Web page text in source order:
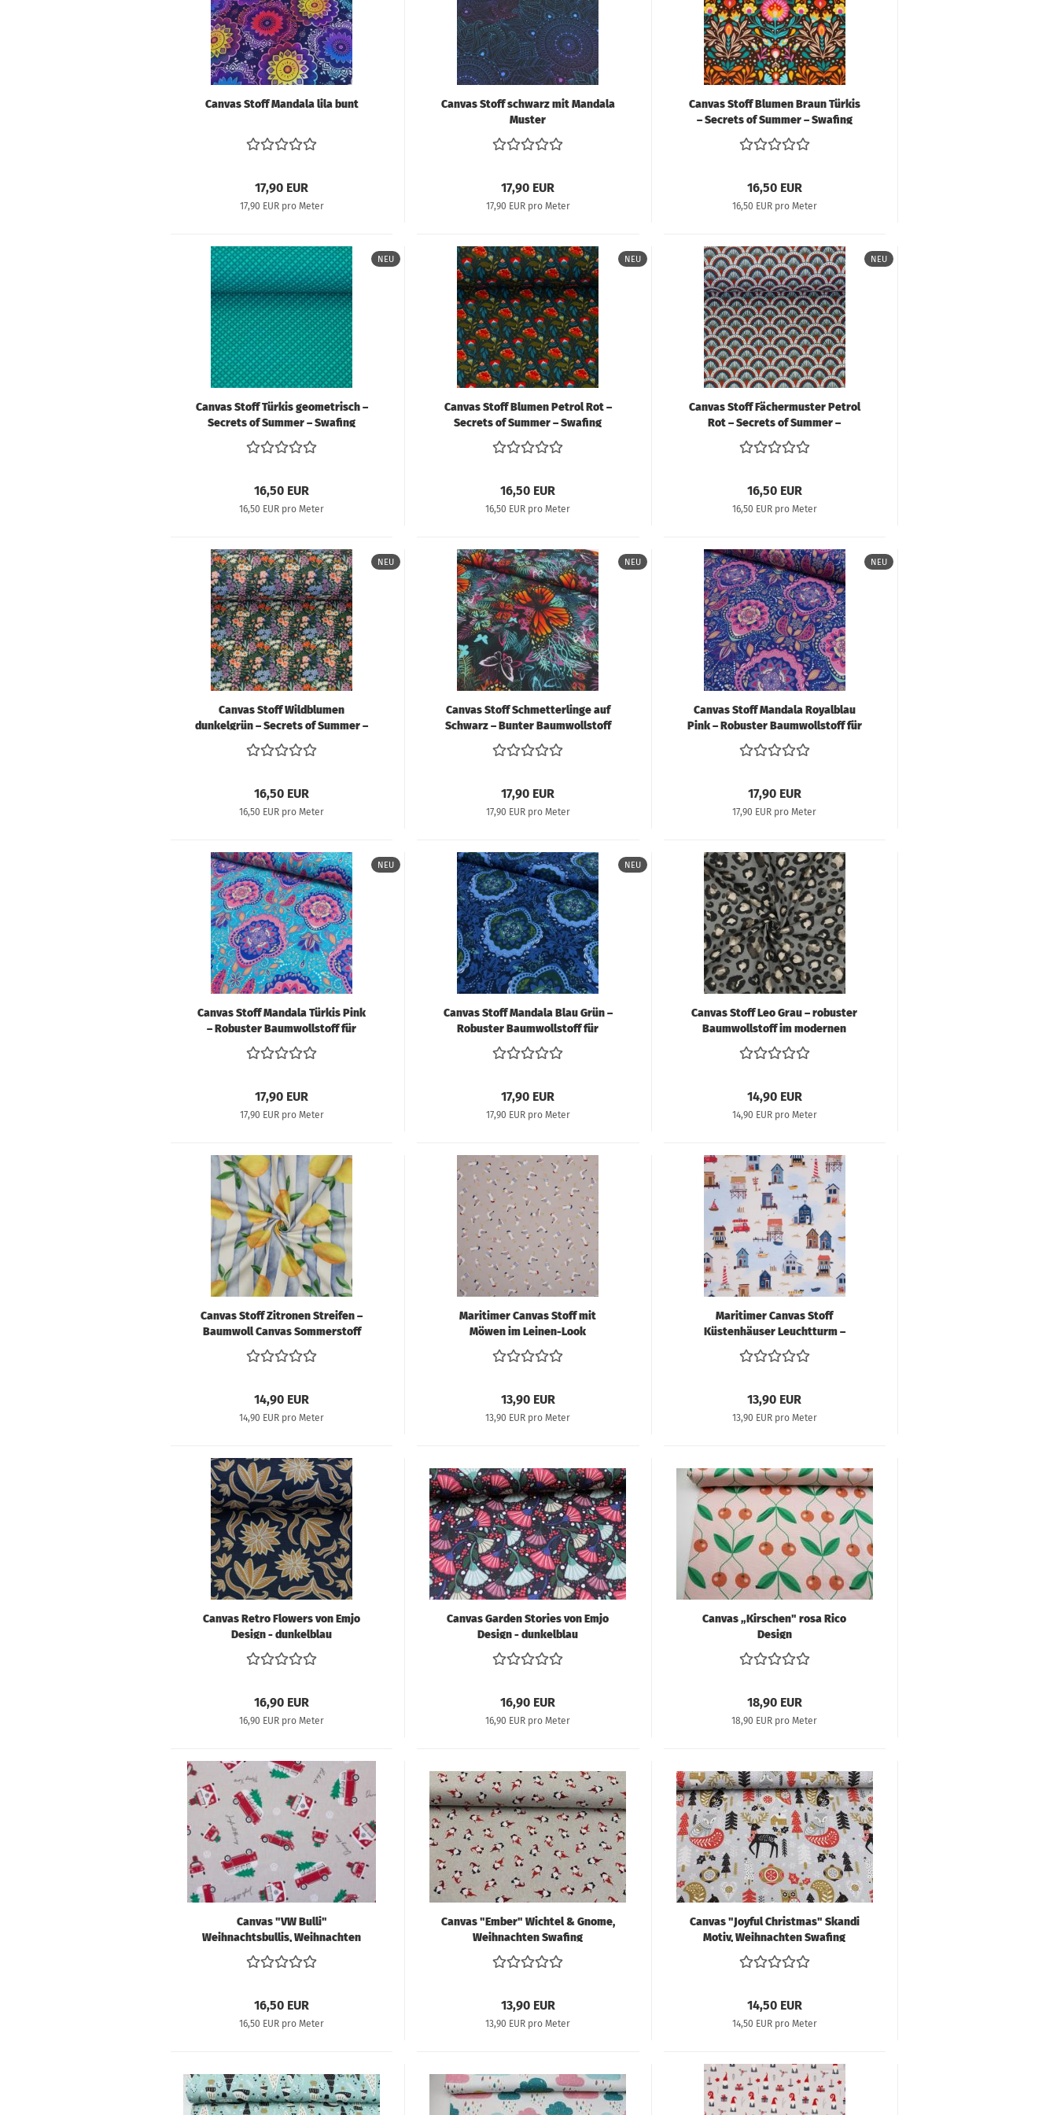
Strickstoffe & Walk
Tüll
Kunstleder &
Volumenvlies und
SnapPap & Co.
Schnittmuster für
Erwachsene
Schnittmuster für
Canvas Stoff Mandala lila bunt
17,90 EUR
17,90 EUR pro Meter
Canvas Stoff schwarz mit Mandala
Muster
17,90 EUR
17,90 EUR pro Meter
Canvas Stoff Blumen Braun Türkis
– Secrets of Summer – Swafing
Claire's Creative Forest
16,50 EUR
16,50 EUR pro Meter
NEU
Canvas Stoff Türkis geometrisch –
Secrets of Summer – Swafing
Claire's Creative Forest
16,50 EUR
16,50 EUR pro Meter
NEU
Canvas Stoff Blumen Petrol Rot –
Secrets of Summer – Swafing
Claire's Creative Forest
16,50 EUR
16,50 EUR pro Meter
NEU
Canvas Stoff Fächermuster Petrol
Rot – Secrets of Summer –
Swafing Claire's Creative Forest
16,50 EUR
16,50 EUR pro Meter
NEU
Canvas Stoff Wildblumen
dunkelgrün – Secrets of Summer –
Swafing Claire's Creative Forest
16,50 EUR
16,50 EUR pro Meter
NEU
Canvas Stoff Schmetterlinge auf
Schwarz – Bunter Baumwollstoff
mit großem Schmetterlingsmotiv
17,90 EUR
17,90 EUR pro Meter
NEU
Canvas Stoff Mandala Royalblau
Pink – Robuster Baumwollstoff für
Taschen & Dekoration
17,90 EUR
17,90 EUR pro Meter
NEU
Canvas Stoff Mandala Türkis Pink
– Robuster Baumwollstoff für
Taschen & Dekoration
17,90 EUR
17,90 EUR pro Meter
NEU
Canvas Stoff Mandala Blau Grün –
Robuster Baumwollstoff für
Taschen & Deko
17,90 EUR
17,90 EUR pro Meter
Canvas Stoff Leo Grau – robuster
Baumwollstoff im modernen
Leopardenmuster für Taschen &
Deko
14,90 EUR
14,90 EUR pro Meter
Canvas Stoff Zitronen Streifen –
Baumwoll Canvas Sommerstoff
Blau Weiß für Taschen & Deko
14,90 EUR
14,90 EUR pro Meter
Maritimer Canvas Stoff mit
Möwen im Leinen-Look
13,90 EUR
13,90 EUR pro Meter
Maritimer Canvas Stoff
Küstenhäuser Leuchtturm –
Dekostoff Meer
13,90 EUR
13,90 EUR pro Meter
Canvas Retro Flowers von Emjo
Design - dunkelblau
16,90 EUR
16,90 EUR pro Meter
Canvas Garden Stories von Emjo
Design - dunkelblau
16,90 EUR
16,90 EUR pro Meter
Canvas „Kirschen" rosa Rico
Design
18,90 EUR
18,90 EUR pro Meter
Canvas "VW Bulli"
Weihnachtsbullis, Weihnachten
Swafing
16,50 EUR
16,50 EUR pro Meter
Canvas "Ember" Wichtel & Gnome,
Weihnachten Swafing
13,90 EUR
13,90 EUR pro Meter
Canvas "Joyful Christmas" Skandi
Motiv, Weihnachten Swafing
14,50 EUR
14,50 EUR pro Meter